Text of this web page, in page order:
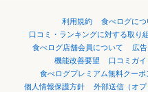
利用規約 食べログにつ
口コミ・ランキングに対する取り
食べログ店舗会員について
広
機能改善要望
口コミガ
食べログプレミアム無料クーポ
個人情報保護方針
外部送信（オプ